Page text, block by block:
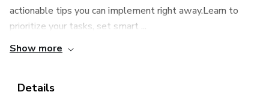
actionable tips you can implement right away.Learn to
prioritize your tasks, set smart ...
Show more
Details